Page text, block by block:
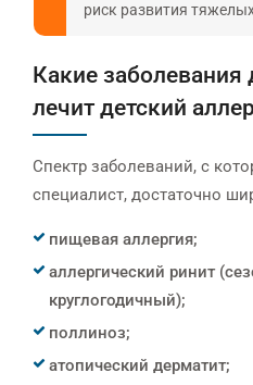
риск развития
Какие заболевания
лечит детский
Спектр заболеваний, с
специалист, достаточно
пищевая аллергия;
аллергический ринит
круглогодичный);
поллиноз;
атопический дерматит;